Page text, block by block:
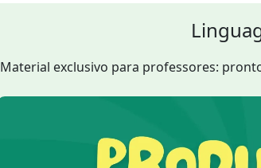
Material exclusivo para professores: